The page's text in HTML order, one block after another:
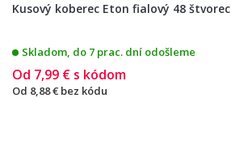
Kusový koberec Eton fialový 48 štvorec
Skladom, do 7 prac. dní odošleme
Od 7,99 € s kódom
Od 8,88 € bez kódu